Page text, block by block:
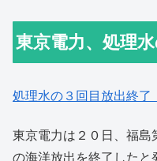
東京電力、処理
処理水の３回目放出終
東京電力は２０日、福島
の海洋放出を終了したと